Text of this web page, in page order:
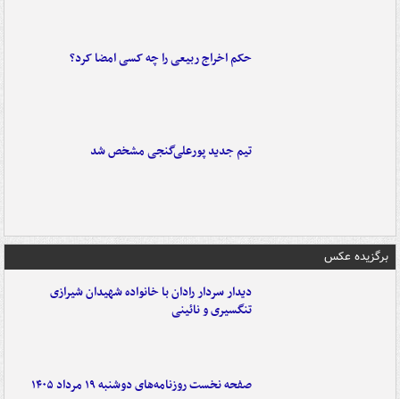
حکم اخراج ربیعی را چه کسی امضا کرد؟
تیم جدید پورعلی‌گنجی مشخص شد
برگزیده عکس
دیدار سردار رادان با خانواده‌ شهیدان شیرازی
تنگسیری و نائینی
صفحه نخست روزنامه‌های دوشنبه ۱۹ مرداد ۱۴۰۵